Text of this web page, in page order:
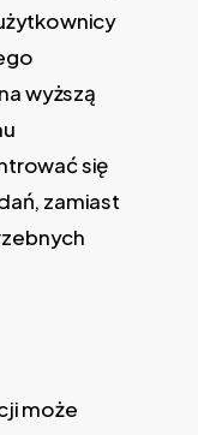
wyższą
się
zamiast
może